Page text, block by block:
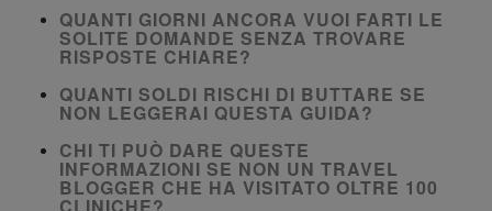
QUANTI GIORNI ANCORA VUOI FARTI LE
SOLITE DOMANDE SENZA TROVARE
RISPOSTE CHIARE?
QUANTI SOLDI RISCHI DI BUTTARE SE
NON LEGGERAI QUESTA GUIDA?
CHI TI PUÒ DARE QUESTE
INFORMAZIONI SE NON UN TRAVEL
BLOGGER CHE HA VISITATO OLTRE 100